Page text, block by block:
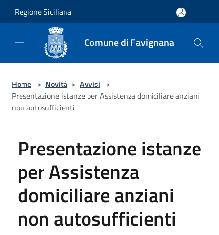
Regione Siciliana
Comune di Favignana
Home > Novità > Avvisi >
Presentazione istanze per Assistenza domiciliare anziani
non autosufficienti
Presentazione istanze
per Assistenza
domiciliare anziani
non autosufficienti